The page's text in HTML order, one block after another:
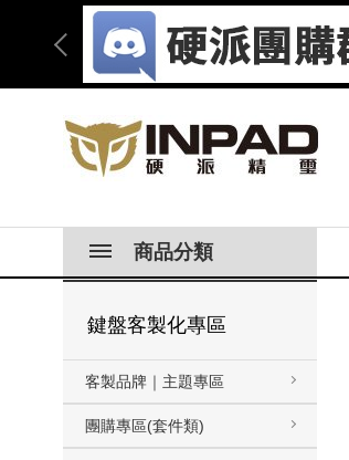
商品分類
鍵盤客製化專區
客製品牌｜主題專區
團購專區(套件類)